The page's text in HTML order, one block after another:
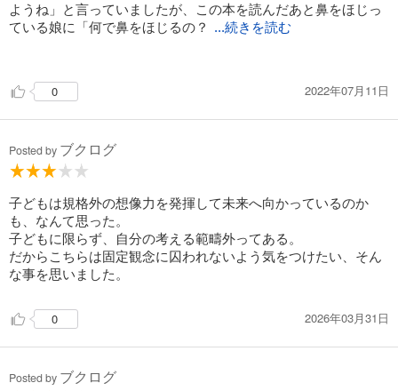
ようね」と言っていましたが、この本を読んだあと鼻をほじっ
ている娘に「何で鼻をほじるの？
...続きを読む
えてくれました。次は何と答えてくれるか楽しみになり、これ
からは口うるさく言わなくても良くなりそうです。
0 2022年07月11日
Posted by ブクログ
子どもは規格外の想像力を発揮して未来へ向かっているのか
も、なんて思った。
子どもに限らず、自分の考える範疇外ってある。
だからこちらは固定観念に囚われないよう気をつけたい、そん
な事を思いました。
0 2026年03月31日
Posted by ブクログ